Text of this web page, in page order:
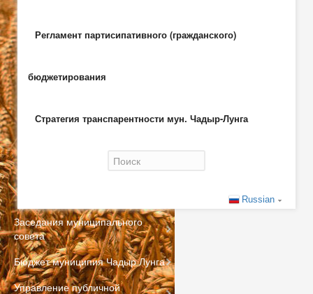
Регламент партисипативного (гражданского)
бюджетирования
Стратегия транспарентности мун. Чадыр-Лунга
Russian
Заседания муниципального
совета
Бюджет муниципия Чадыр Лунга
Управление публичной